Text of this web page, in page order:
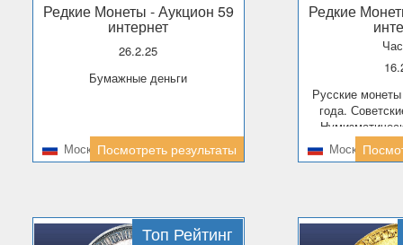
Редкие Монеты - Аукцион 59
интернет
26.2.25
Бумажные деньги
МоскваПосмотреть результаты
Редкие
Русские монеты и медали с 1826
года.
Москва
Топ Рейтинг